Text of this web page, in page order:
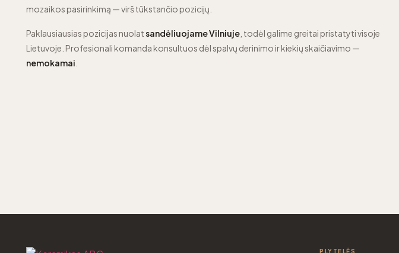
mozaikos pasirinkimą — virš tūkstančio pozicijų.
Paklausiausias pozicijas nuolatsandėliuojame Vilniuje , todėl galime greitai pristatyti visoje
Lietuvoje. Profesionali komanda konsultuos dėl spalvų derinimo ir kiekių skaičiavimo —
nemokamai
PLYTELĖS